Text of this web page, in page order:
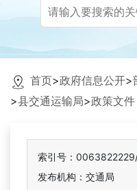
首页>政府信息公开>
>县交通运输局>政策文件
索引号：
发布机构：交通局